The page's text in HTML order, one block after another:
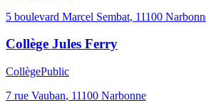
5 boulevard Marcel Sembat, 11100
Collège Jules Ferry
CollègePublic
7 rue Vauban, 11100 Narbonne